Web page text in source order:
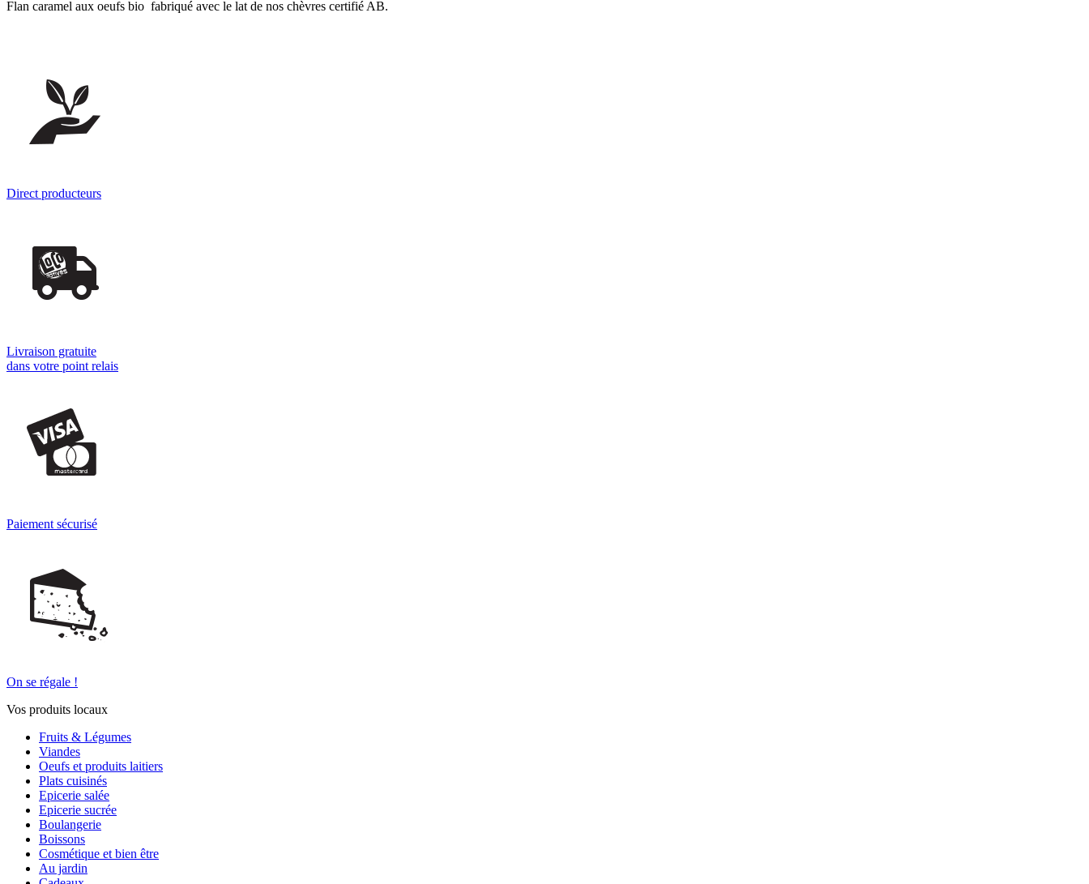
Flan caramel aux oeufs bio fabriqué avec le lat de nos chèvres certifié AB.
Direct producteurs
Livraison gratuite
dans votre point relais
Paiement sécurisé
On se régale !
Vos produits locaux
Fruits & Légumes
Viandes
Oeufs et produits laitiers
Plats cuisinés
Epicerie salée
Epicerie sucrée
Boulangerie
Boissons
Cosmétique et bien être
Au jardin